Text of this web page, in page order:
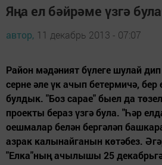
Яңа ел бәйрәме үзгә
автор, 11 декабрь 2013 - 07:07
Район мәдәният бүлеге шулай
серне әле үк ачып бетермичә, бер
булдык. "Боз сарае" быел да
проекты бераз үзгә була. "Һәр
оешмалар белән бергәләп
азрак калынайганын көтәбез.
"Елка"ның ачылышы 25